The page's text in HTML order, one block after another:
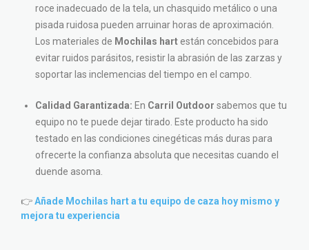
roce inadecuado de la tela, un chasquido metálico o una
pisada ruidosa pueden arruinar horas de aproximación.
Los materiales de Mochilas hart están concebidos para
evitar ruidos parásitos, resistir la abrasión de las zarzas y
soportar las inclemencias del tiempo en el campo.
Calidad Garantizada: En Carril Outdoor sabemos que tu
equipo no te puede dejar tirado. Este producto ha sido
testado en las condiciones cinegéticas más duras para
ofrecerte la confianza absoluta que necesitas cuando el
duende asoma.
👉Añade Mochilas hart a tu equipo de caza hoy mismo y
mejora tu experiencia